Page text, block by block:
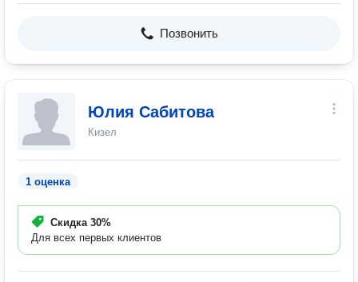
Позвонить
Юлия Сабитова
Кизел
1 оценка
Скидка 30%
Для всех первых клиентов